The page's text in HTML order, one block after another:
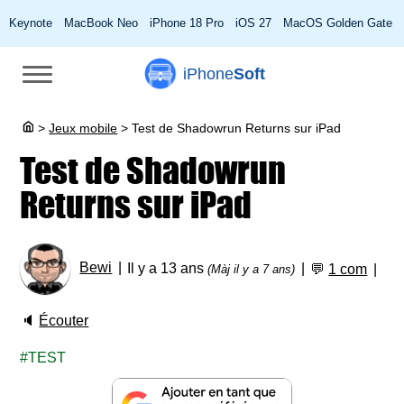
Keynote MacBook Neo iPhone 18 Pro iOS 27 MacOS Golden Gate
iPhoneSoft
> Jeux mobile > Test de Shadowrun Returns sur iPad
Test de Shadowrun
Returns sur iPad
Bewi Il y a 13 ans(Màj il y a 7 ans) 💬 1 com
🔈 Écouter
TEST